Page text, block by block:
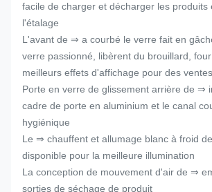
facile de charger et décharger les produits
l'étalage
L'avant de ⇒ a courbé le verre fait en
verre passionné, libèrent du brouillard,
meilleurs effets d'affichage pour des
Porte en verre de glissement arrière de ⇒
cadre de porte en aluminium et le canal
hygiénique
Le ⇒ chauffent et allumage blanc à froid
disponible pour la meilleure illumination
La conception de mouvement d'air de ⇒
sorties de séchage de produit